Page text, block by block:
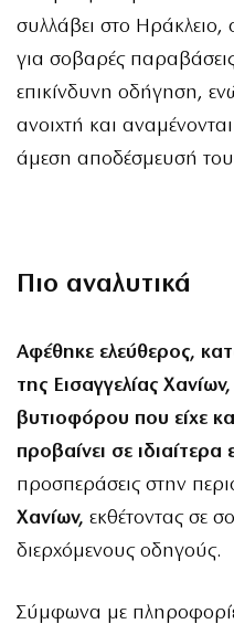
συλλάβει στο Ηράκλειο,
για σοβαρές
επικίνδυνη οδήγηση,
ανοιχτή και αναμένονται
άμεση αποδέσμευσή
Πιο αναλυτικά
Αφέθηκε ελεύθερος,
της Εισαγγελίας
βυτιοφόρου που είχε
προβαίνει σε ιδιαίτερα
προσπεράσεις στην
Χανίων, εκθέτοντας σε
διερχόμενους οδηγούς.
Σύμφωνα με